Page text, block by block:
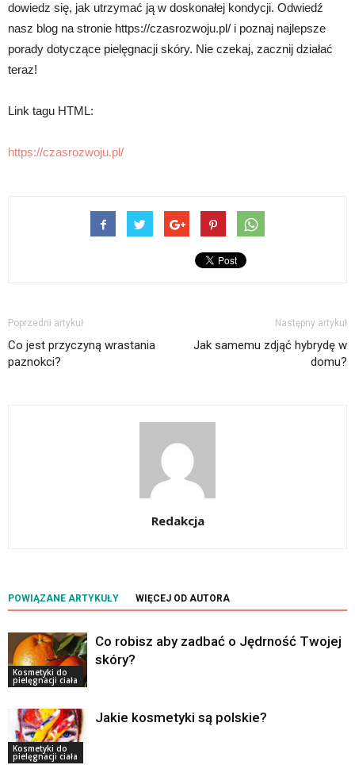
dowiedz się, jak utrzymać ją w doskonałej kondycji. Odwiedź
nasz blog na stronie https://czasrozwoju.pl/ i poznaj najlepsze
porady dotyczące pielęgnacji skóry. Nie czekaj, zacznij działać
teraz!
Link tagu HTML:
https://czasrozwoju.pl/
Poprzedni artykuł
Co jest przyczyną wrastania
paznokci?
Następny artykuł
Jak samemu zdjąć hybrydę w
domu?
Redakcja
POWIĄZANE ARTYKUŁY WIĘCEJ OD AUTORA
Kosmetyki do
pielęgnacji ciała
Co robisz aby zadbać o Jędrność Twojej
skóry?
Kosmetyki do
pielęgnacji ciała
Jakie kosmetyki są polskie?